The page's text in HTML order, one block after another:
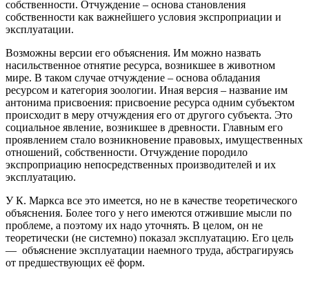
собственности. Отчуждение – основа становления
собственности как важнейшего условия экспроприации и
эксплуатации.
Возможны версии его объяснения. Им можно назвать
насильственное отнятие ресурса, возникшее в животном
мире. В таком случае отчуждение – основа обладания
ресурсом и категория зоологии. Иная версия – название им
антонима присвоения: присвоение ресурса одним субъектом
происходит в меру отчуждения его от другого субъекта. Это
социальное явление, возникшее в древности. Главным его
проявлением стало возникновение правовых, имущественных
отношений, собственности. Отчуждение породило
экспроприацию непосредственных производителей и их
эксплуатацию.
У К. Маркса все это имеется, но не в качестве теоретического
объяснения. Более того у него имеются отжившие мысли по
проблеме, а поэтому их надо уточнять. В целом, он не
теоретически (не системно) показал эксплуатацию. Его цель
— объяснение эксплуатации наемного труда, абстрагируясь
от предшествующих её форм.